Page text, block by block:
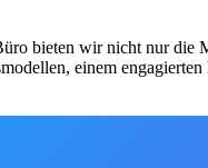
bieten wir nicht nur
einem